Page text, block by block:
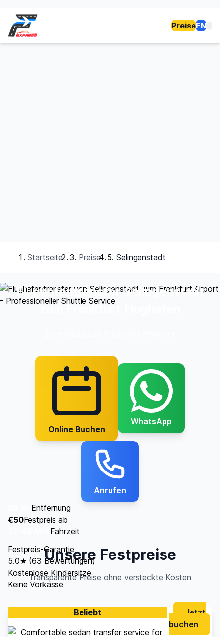
PreiseEN
Startseite Preise Selingenstadt
Flughafentransfer Selingenstadt
Online Buchen
WhatsApp
Anrufen
Entfernung
€50Festpreis ab
Fahrzeit
Festpreis-Garantie
5.0★ (63 Bewertungen)
Kostenlose Kindersitze
Keine Vorkasse
Unsere Festpreise
Transparente Preise ohne versteckte Kosten
Beliebt
Jetzt
buchen